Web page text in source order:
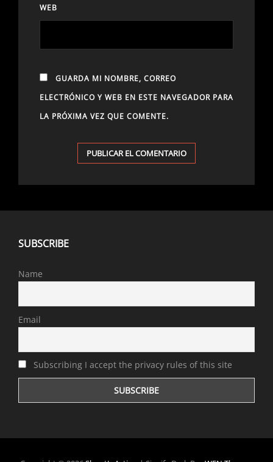
WEB
GUARDA MI NOMBRE, CORREO
ELECTRÓNICO Y WEB EN ESTE NAVEGADOR PARA
LA PRÓXIMA VEZ QUE COMENTE.
SUBSCRIBE
Name
Email
Subscribing I accept the privacy rules of this site